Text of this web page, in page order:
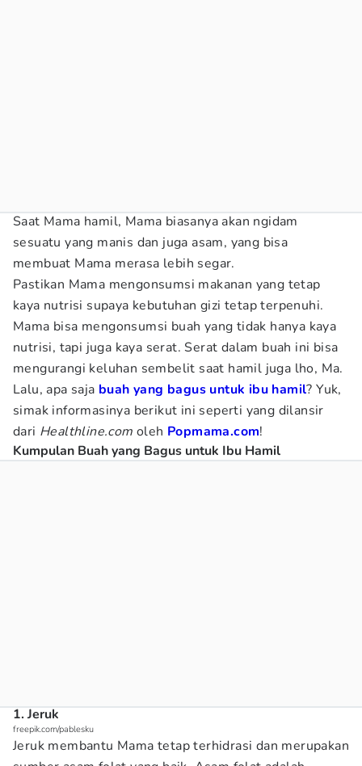
Saat Mama hamil, Mama biasanya akan ngidam
sesuatu yang manis dan juga asam, yang bisa
membuat Mama merasa lebih segar.
Pastikan Mama mengonsumsi makanan yang tetap
kaya nutrisi supaya kebutuhan gizi tetap terpenuhi.
Mama bisa mengonsumsi buah yang tidak hanya kaya
nutrisi, tapi juga kaya serat. Serat dalam buah ini bisa
mengurangi keluhan sembelit saat hamil juga lho, Ma.
Lalu, apa saja buah yang bagus untuk ibu hamil? Yuk,
simak informasinya berikut ini seperti yang dilansir
dari Healthline.com oleh Popmama.com!
Kumpulan Buah yang Bagus untuk Ibu Hamil
1. Jeruk
freepik.com/pablesku
Jeruk membantu Mama tetap terhidrasi dan merupakan